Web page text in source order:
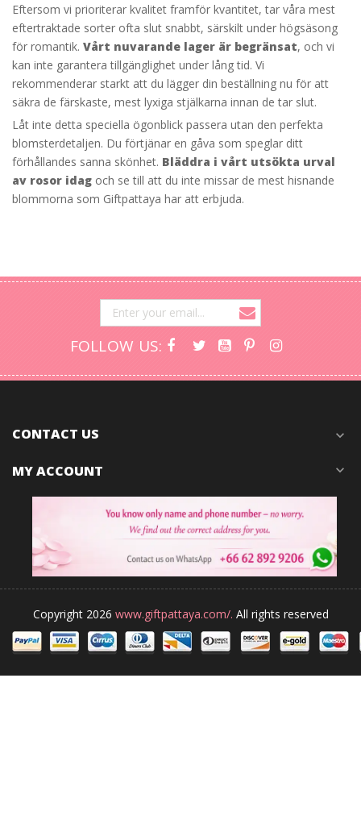
Eftersom vi prioriterar kvalitet framför kvantitet, tar våra mest
eftertraktade sorter ofta slut snabbt, särskilt under högsäsong
för romantik. Vårt nuvarande lager är begränsat, och vi
kan inte garantera tillgänglighet under lång tid. Vi
rekommenderar starkt att du lägger din beställning nu för att
säkra de färskaste, mest lyxiga stjälkarna innan de tar slut.
Låt inte detta speciella ögonblick passera utan den perfekta
blomsterdetaljen. Du förtjänar en gåva som speglar ditt
förhållandes sanna skönhet. Bläddra i vårt utsökta urval
av rosor idag och se till att du inte missar de mest hisnande
blommorna som Giftpattaya har att erbjuda.
FOLLOW US:
CONTACT US expand_more
MY ACCOUNT expand_more
Copyright 2026 www.giftpattaya.com/. All rights reserved